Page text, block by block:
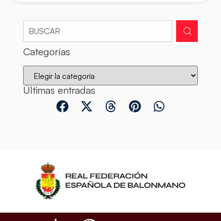
Categorías
Últimas entradas